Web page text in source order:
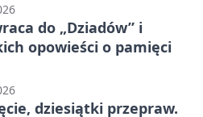
do „Dziadów” i
opowieści o pamięci
dziesiątki przepraw.